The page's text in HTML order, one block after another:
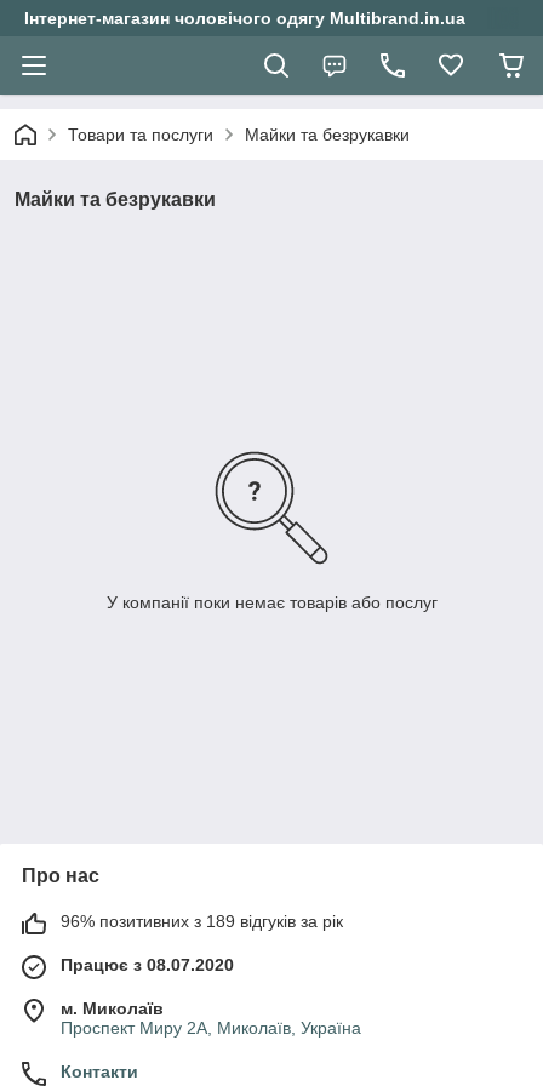
Інтернет-магазин чоловічого одягу Multibrand.in.ua
Товари та послуги Майки та безрукавки
Майки та безрукавки
У компанії поки немає товарів або послуг
Про нас
96% позитивних з 189 відгуків за рік
Працює з 08.07.2020
м. Миколаїв
Проспект Миру 2А, Миколаїв, Україна
Контакти